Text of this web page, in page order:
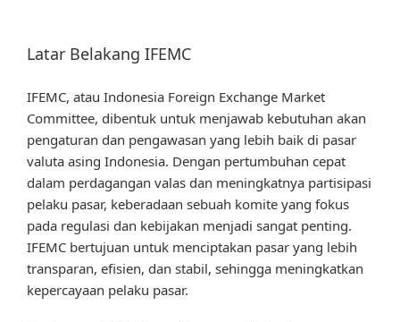
Latar Belakang IFEMC
IFEMC, atau Indonesia Foreign Exchange Market
Committee, dibentuk untuk menjawab kebutuhan akan
pengaturan dan pengawasan yang lebih baik di pasar
valuta asing Indonesia. Dengan pertumbuhan cepat
dalam perdagangan valas dan meningkatnya partisipasi
pelaku pasar, keberadaan sebuah komite yang fokus
pada regulasi dan kebijakan menjadi sangat penting.
IFEMC bertujuan untuk menciptakan pasar yang lebih
transparan, efisien, dan stabil, sehingga meningkatkan
kepercayaan pelaku pasar.